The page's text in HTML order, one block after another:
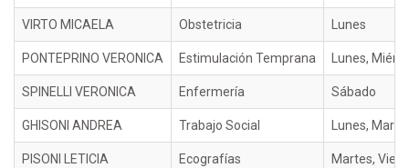
VIRTO MICAELA Obstetricia Lunes
PONTEPRINO VERONICA Estimulación Temprana Lunes,
SPINELLI VERONICA Enfermería Sábado
GHISONI ANDREA Trabajo Social Lunes,
PISONI LETICIA Ecografías Martes,